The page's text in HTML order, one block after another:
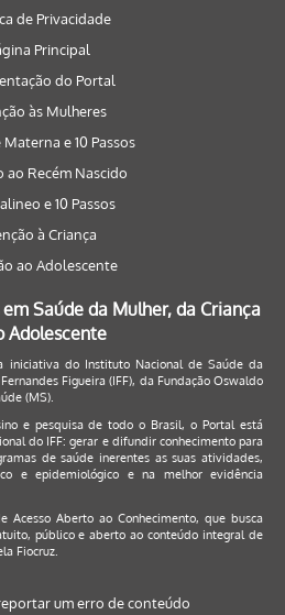
de Privacidade
Principal
do Portal
às Mulheres
e 10 Passos
ao Recém Nascido
e 10 Passos
à Criança
ao Adolescente
Saúde da Mulher, da Criança
Adolescente
iniciativa do Instituto Nacional de Saúde da
Figueira (IFF), da Fundação Oswaldo
(MS).
e pesquisa de todo o Brasil, o Portal está
do IFF: gerar e difundir conhecimento para
de saúde inerentes as suas atividades,
e epidemiológico e na melhor evidência
Acesso Aberto ao Conhecimento, que busca
público e aberto ao conteúdo integral de
Fiocruz.
um erro de conteúdo